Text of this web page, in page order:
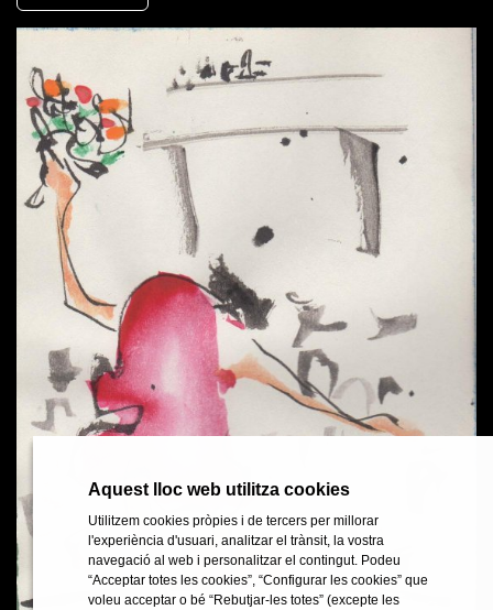
Aquest lloc web utilitza cookies
Utilitzem cookies pròpies i de tercers per millorar
l'experiència d'usuari, analitzar el trànsit, la vostra
navegació al web i personalitzar el contingut. Podeu
“Acceptar totes les cookies”, “Configurar les cookies” que
voleu acceptar o bé “Rebutjar-les totes” (excepte les
Aquest lloc web utilitza cookies
Utilitzem cookies pròpies i de tercers per millorar
l'experiència d'usuari, analitzar el trànsit, la vostra
navegació al web i personalitzar el contingut. Podeu
“Acceptar totes les cookies”, “Configurar les cookies” que
voleu acceptar o bé “Rebutjar-les totes” (excepte les